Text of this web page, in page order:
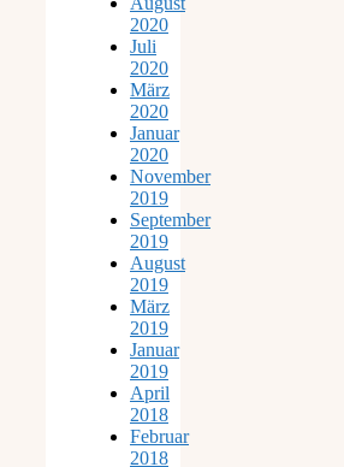
2020
Juli
2020
März
2020
Januar
2020
November
2019
September
2019
August
2019
März
2019
Januar
2019
April
2018
Februar
2018